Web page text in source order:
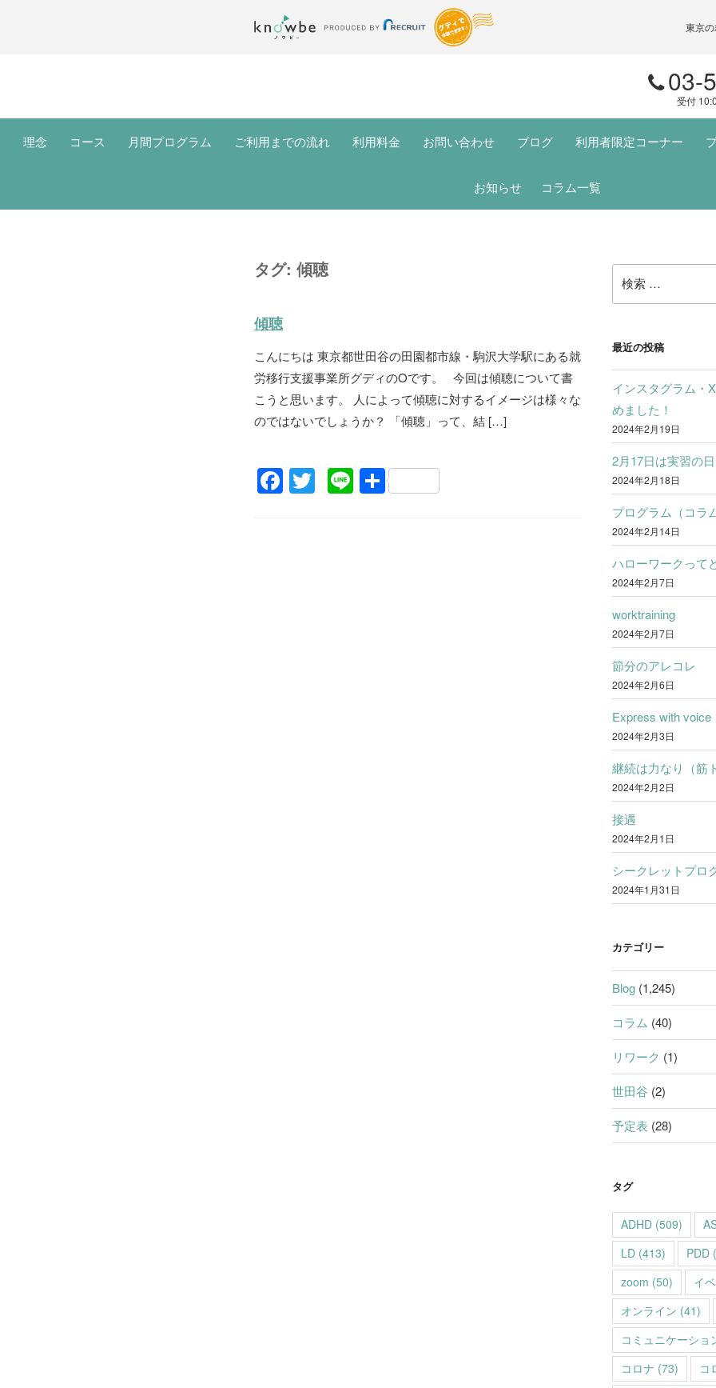
東京
03-
受付
理念 コース 月間プログラム ご利用までの流れ 利用料金 お問い合わせ ブログ 利用者限定コーナー
お知らせ コラム一覧
タグ: 傾聴
傾聴
こんにちは 東京都世田谷の田園都市線・駒沢大学駅にある就
労移行支援事業所グディのOです。 今回は傾聴について書
こうと思います。 人によって傾聴に対するイメージは様々な
のではないでしょうか？ 「傾聴」って、結 […]
F
a
T
wi
Li
n
共
有
索:
最近の投稿
インスタグラム・
めました！
2024年2月19日
2月17日は実習の
2024年2月18日
プログラム（コラ
2024年2月14日
ハローワークって
2024年2月7日
worktraining
2024年2月7日
節分のアレコレ
2024年2月6日
Express with voice
2024年2月3日
継続は力なり（筋
2024年2月2日
接遇
2024年2月1日
シークレットプロ
2024年1月31日
カテゴリー
Blog (1,245)
コラム (40)
リワーク (1)
世田谷 (2)
予定表 (28)
タグ
ADHD (509)
LD (413) PDD
zoom (50) イ
オンライン (41)
コミュニケーショ
コロナ (73) コ